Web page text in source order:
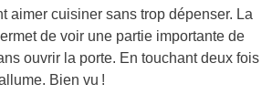
aimer cuisiner sans trop dépenser. La
de voir une partie importante de
ouvrir la porte. En touchant deux fois
Bien vu !